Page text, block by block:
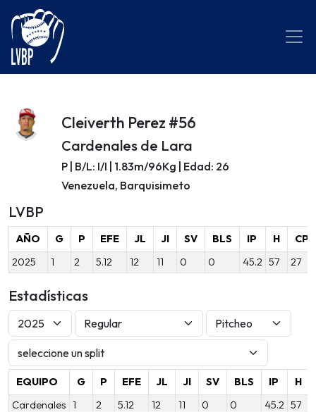
Cleiverth Perez #56
Cardenales de Lara
P | B/L: I/I | 1.83m/96Kg | Edad: 26
Venezuela, Barquisimeto
LVBP
AÑO G P EFE JL JI SV BLS IP H
CP
2025
1 2 5.12 12 11 0 0 45.2 57 27
Estadísticas
EQUIPO G P EFE JL JI SV BLS IP
H
Cardenales 1 2 5.12 12 11 0 0 45.2 57